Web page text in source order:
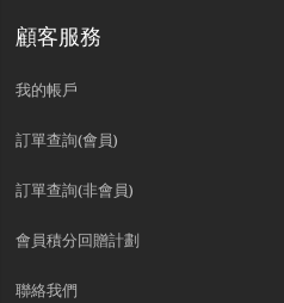
顧客服務
我的帳戶
訂單查詢(會員)
訂單查詢(非會員)
會員積分回贈計劃
聯絡我們